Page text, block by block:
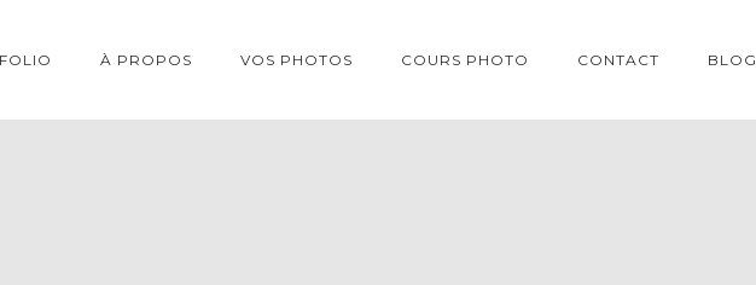
À PROPOS VOS PHOTOS COURS PHOTO CONTACT BLOG